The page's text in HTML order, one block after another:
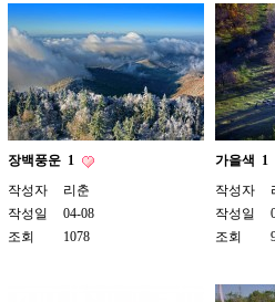
장백풍운 1
작성자
리춘
작성일
04-08
조회
1078
가을색
1
작성자
작성일
조회